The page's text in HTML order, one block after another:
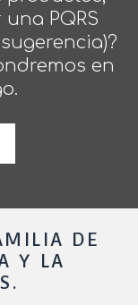
PQRS
en
DE
Y LA